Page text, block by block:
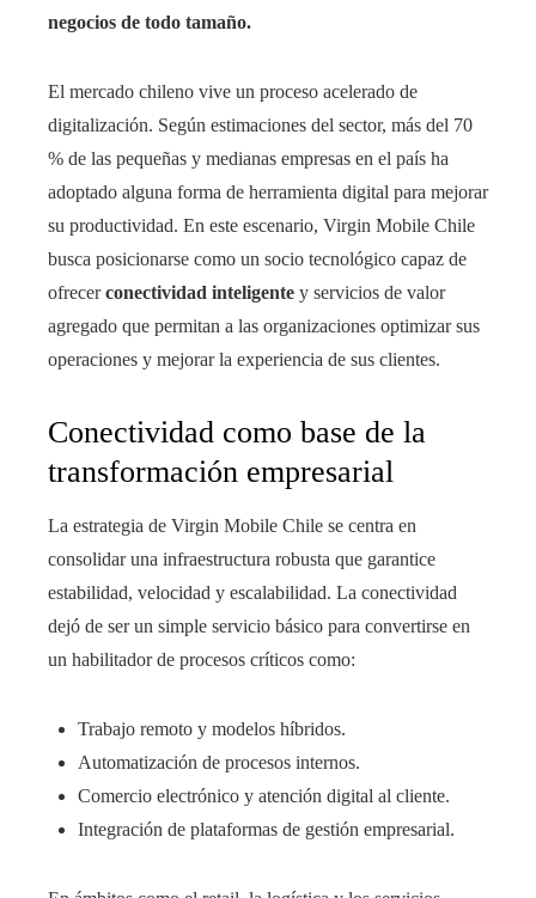
negocios de todo tamaño.
El mercado chileno vive un proceso acelerado de
digitalización. Según estimaciones del sector, más del 70
% de las pequeñas y medianas empresas en el país ha
adoptado alguna forma de herramienta digital para mejorar
su productividad. En este escenario, Virgin Mobile Chile
busca posicionarse como un socio tecnológico capaz de
ofrecerconectividad inteligente y servicios de valor
agregado que permitan a las organizaciones optimizar sus
operaciones y mejorar la experiencia de sus clientes.
Conectividad como base de la
transformación empresarial
La estrategia de Virgin Mobile Chile se centra en
consolidar una infraestructura robusta que garantice
estabilidad, velocidad y escalabilidad. La conectividad
dejó de ser un simple servicio básico para convertirse en
un habilitador de procesos críticos como:
Trabajo remoto y modelos híbridos.
Automatización de procesos internos.
Comercio electrónico y atención digital al cliente.
Integración de plataformas de gestión empresarial.